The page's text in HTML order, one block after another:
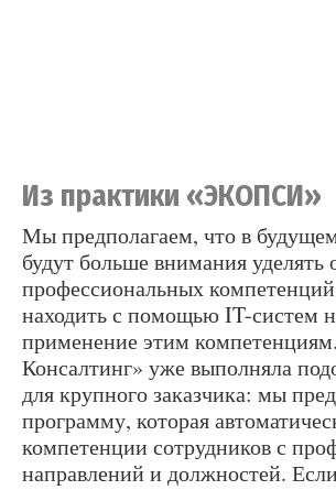
Из практики «ЭКОПСИ»
Мы предполагаем, что в
будут больше внимания уделять
профессиональных
находить с помощью IT-систем
применение этим
Консалтинг» уже выполняла
для крупного заказчика: мы
программу, которая
компетенции сотрудников с
направлений и должностей.